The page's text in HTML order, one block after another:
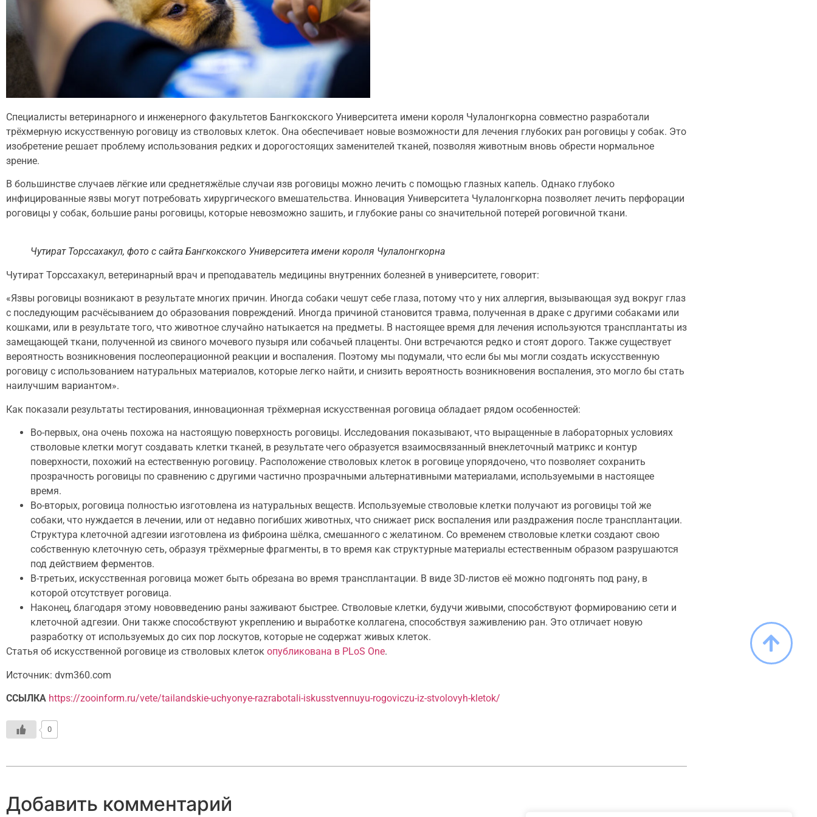
Специалисты ветеринарного и инженерного факультетов Бангкокского Университета имени короля Чулалонгкорна совместно разработали
трёхмерную искусственную роговицу из стволовых клеток. Она обеспечивает новые возможности для лечения глубоких ран роговицы у собак. Это
изобретение решает проблему использования редких и дорогостоящих заменителей тканей, позволяя животным вновь обрести нормальное
зрение.
В большинстве случаев лёгкие или среднетяжёлые случаи язв роговицы можно лечить с помощью глазных капель. Однако глубоко
инфицированные язвы могут потребовать хирургического вмешательства. Инновация Университета Чулалонгкорна позволяет лечить перфорации
роговицы у собак, большие раны роговицы, которые невозможно зашить, и глубокие раны со значительной потерей роговичной ткани.
Чутират Торссахакул, фото с сайта Бангкокского Университета имени короля Чулалонгкорна
Чутират Торссахакул, ветеринарный врач и преподаватель медицины внутренних болезней в университете, говорит:
«Язвы роговицы возникают в результате многих причин. Иногда собаки чешут себе глаза, потому что у них аллергия, вызывающая зуд вокруг глаз
с последующим расчёсыванием до образования повреждений. Иногда причиной становится травма, полученная в драке с другими собаками или
кошками, или в результате того, что животное случайно натыкается на предметы. В настоящее время для лечения используются трансплантаты из
замещающей ткани, полученной из свиного мочевого пузыря или собачьей плаценты. Они встречаются редко и стоят дорого. Также существует
вероятность возникновения послеоперационной реакции и воспаления. Поэтому мы подумали, что если бы мы могли создать искусственную
роговицу с использованием натуральных материалов, которые легко найти, и снизить вероятность возникновения воспаления, это могло бы стать
наилучшим вариантом».
Как показали результаты тестирования, инновационная трёхмерная искусственная роговица обладает рядом особенностей:
Во-первых, она очень похожа на настоящую поверхность роговицы. Исследования показывают, что выращенные в лабораторных условиях
стволовые клетки могут создавать клетки тканей, в результате чего образуется взаимосвязанный внеклеточный матрикс и контур
поверхности, похожий на естественную роговицу. Расположение стволовых клеток в роговице упорядочено, что позволяет сохранить
прозрачность роговицы по сравнению с другими частично прозрачными альтернативными материалами, используемыми в настоящее
время.
Во-вторых, роговица полностью изготовлена из натуральных веществ. Используемые стволовые клетки получают из роговицы той же
собаки, что нуждается в лечении, или от недавно погибших животных, что снижает риск воспаления или раздражения после трансплантации.
Структура клеточной адгезии изготовлена из фиброина шёлка, смешанного с желатином. Со временем стволовые клетки создают свою
собственную клеточную сеть, образуя трёхмерные фрагменты, в то время как структурные материалы естественным образом разрушаются
под действием ферментов.
В-третьих, искусственная роговица может быть обрезана во время трансплантации. В виде 3D-листов её можно подгонять под рану, в
которой отсутствует роговица.
Наконец, благодаря этому нововведению раны заживают быстрее. Стволовые клетки, будучи живыми, способствуют формированию сети и
клеточной адгезии. Они также способствуют укреплению и выработке коллагена, способствуя заживлению ран. Это отличает новую
разработку от используемых до сих пор лоскутов, которые не содержат живых клеток.
Статья об искусственной роговице из стволовых клеток опубликована в PLoS One.
Источник: dvm360.com
ССЫЛКА https://zooinform.ru/vete/tailandskie-uchyonye-razrabotali-iskusstvennuyu-rogoviczu-iz-stvolovyh-kletok/
0
Добавить комментарий